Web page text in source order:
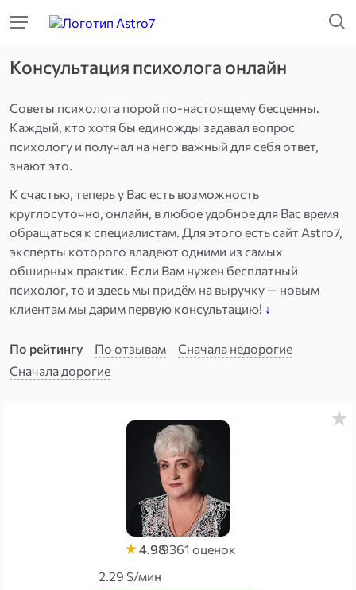
Консультация психолога онлайн
Советы психолога порой по-настоящему бесценны.
Каждый, кто хотя бы единожды задавал вопрос
психологу и получал на него важный для себя ответ,
знают это.
К счастью, теперь у Вас есть возможность
круглосуточно, онлайн, в любое удобное для Вас время
обращаться к специалистам. Для этого есть сайт Astro7,
эксперты которого владеют одними из самых
обширных практик. Если Вам нужен бесплатный
психолог, то и здесь мы придём на выручку — новым
клиентам мы дарим первую консультацию! ↓
По рейтингу По отзывам
Сначала недорогие
Сначала дорогие
4.989361 оценок
2.29 $/мин